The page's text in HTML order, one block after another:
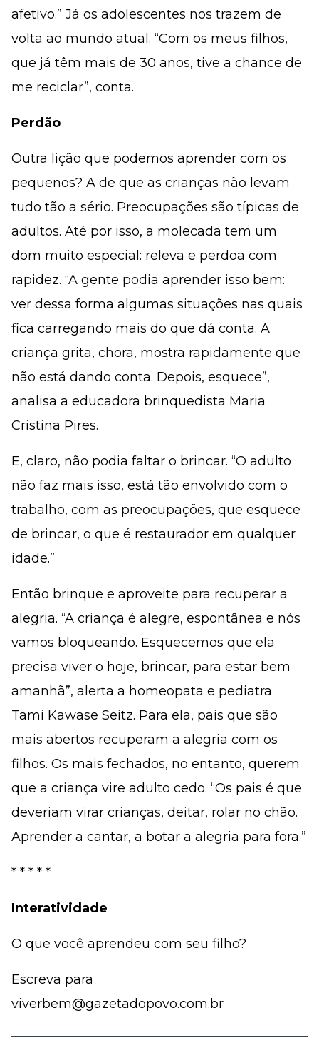
afetivo.” Já os adolescentes nos trazem de
volta ao mundo atual. “Com os meus filhos,
que já têm mais de 30 anos, tive a chance de
me reciclar”, conta.
Perdão
Outra lição que podemos aprender com os
pequenos? A de que as crianças não levam
tudo tão a sério. Preocupações são típicas de
adultos. Até por isso, a molecada tem um
dom muito especial: releva e perdoa com
rapidez. “A gente podia aprender isso bem:
ver dessa forma algumas situações nas quais
fica carregando mais do que dá conta. A
criança grita, chora, mostra rapidamente que
não está dando conta. Depois, esquece”,
analisa a educadora brinquedista Maria
Cristina Pires.
E, claro, não podia faltar o brincar. “O adulto
não faz mais isso, está tão envolvido com o
trabalho, com as preocupações, que esquece
de brincar, o que é restaurador em qualquer
idade.”
Então brinque e aproveite para recuperar a
alegria. “A criança é alegre, espontânea e nós
vamos bloqueando. Esquecemos que ela
precisa viver o hoje, brincar, para estar bem
amanhã”, alerta a homeopata e pediatra
Tami Kawase Seitz. Para ela, pais que são
mais abertos recuperam a alegria com os
filhos. Os mais fechados, no entanto, querem
que a criança vire adulto cedo. “Os pais é que
deveriam virar crianças, deitar, rolar no chão.
Aprender a cantar, a botar a alegria para fora.”
* * * * *
Interatividade
O que você aprendeu com seu filho?
Escreva para
viverbem@gazetadopovo.com.br